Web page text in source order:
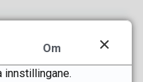
Om
innstillingane.